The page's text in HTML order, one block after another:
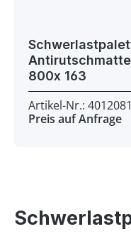
Antirutschmatte 4 t - Beispiel:
800x 163
Artikel-Nr.:
Preis auf Anfrage